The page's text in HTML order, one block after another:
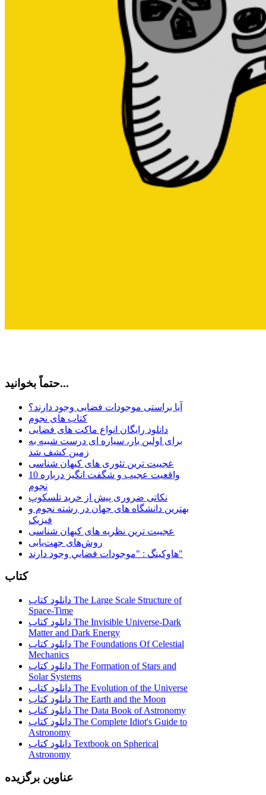
حتماً بخوانید...
آیا براستی موجودات فضایی وجود دارند؟
کتاب های نجوم
دانلود رایگان انواع ماکت های فضایی
برای اولین بار، سیاره ای درست شبیه به
زمین کشف شد
عجیبت ترین تئوری های کیهان شناسی
10 واقعیت عجیب و شگفت انگیز درباره
نجوم
نکاتی ضروری پیش از خرید تلسکوپ
بهترین دانشگاه های جهان در رشته نجوم و
فیزیک
عجیبت ترین نظریه های کیهان شناسی
روش‌های جهت‌یابی
هاوكينگ : "موجودات فضايي وجود دارند"
کتاب
دانلود کتاب The Large Scale Structure of
Space-Time
دانلود کتاب The Invisible Universe-Dark
Matter and Dark Energy
دانلود کتاب The Foundations Of Celestial
Mechanics
دانلود کتاب The Formation of Stars and
Solar Systems
دانلود کتاب The Evolution of the Universe
دانلود کتاب The Earth and the Moon
دانلود کتاب The Data Book of Astronomy
دانلود کتاب The Complete Idiot's Guide to
Astronomy
دانلود کتاب Textbook on Spherical
Astronomy
عناوین برگزیده